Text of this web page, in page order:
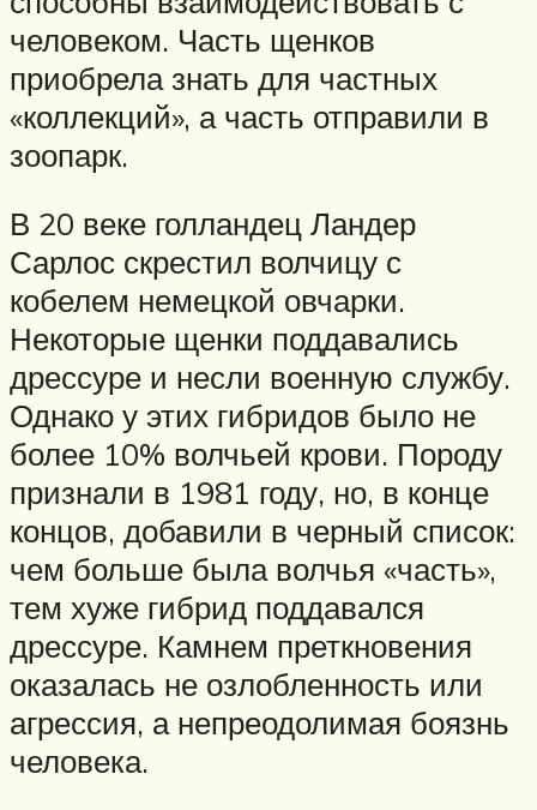
человеком. Часть щенков
приобрела знать для частных
«коллекций», а часть отправили в
зоопарк.
В 20 веке голландец Ландер
Сарлос скрестил волчицу с
кобелем немецкой овчарки.
Некоторые щенки поддавались
дрессуре и несли военную службу.
Однако у этих гибридов было не
более 10% волчьей крови. Породу
признали в 1981 году, но, в конце
концов, добавили в черный список:
чем больше была волчья «часть»,
тем хуже гибрид поддавался
дрессуре. Камнем преткновения
оказалась не озлобленность или
агрессия, а непреодолимая боязнь
человека.